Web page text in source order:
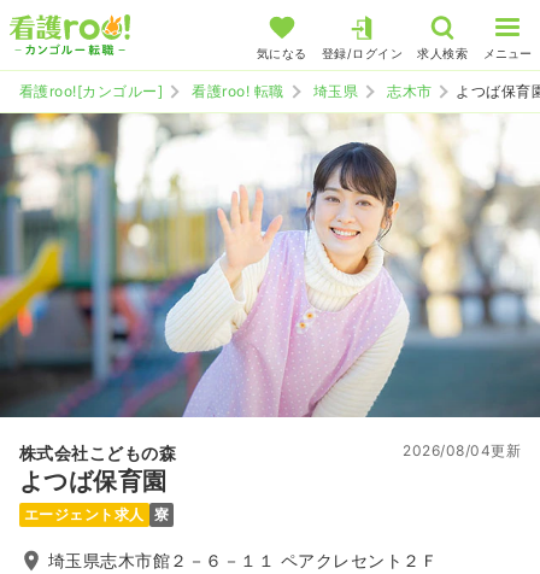
気になる 登録/ログイン 求人検索 メニュー
看護roo![カンゴルー] 看護roo! 転職 埼玉県 志木市 よつば保育
株式会社こどもの森
よつば保育園
2026/08/04更新
エージェント求人 寮
埼玉県志木市館２－６－１１ ペアクレセント２Ｆ